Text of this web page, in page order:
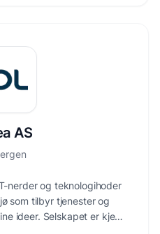
AS
nerder og teknologihoder
som tilbyr tjenester og
ideer. Selskapet er kjent